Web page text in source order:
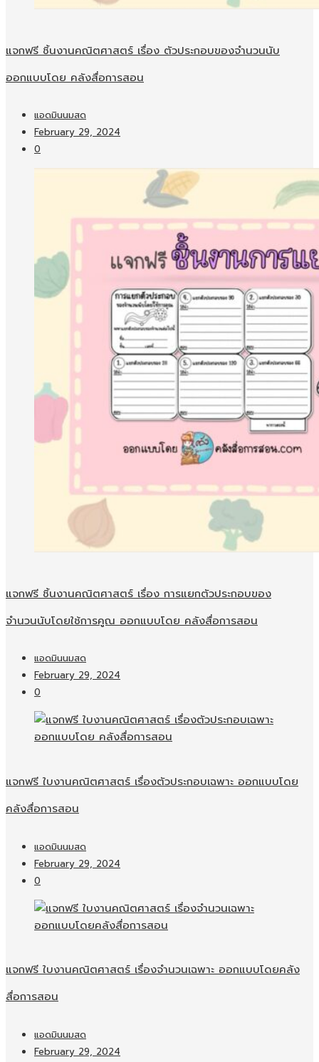
แจกฟรี ชิ้นงานคณิตศาสตร์ เรื่อง ตัวประกอบของจำนวนนับ
ออกแบบโดย คลังสื่อการสอน
แอดมินนมสด
February 29, 2024
0
แจกฟรี ชิ้นงานคณิตศาสตร์ เรื่อง การแยกตัวประกอบของ
จำนวนนับโดยใช้การคูณ ออกแบบโดย คลังสื่อการสอน
แอดมินนมสด
February 29, 2024
0
แจกฟรี ใบงานคณิตศาสตร์ เรื่องตัวประกอบเฉพาะ ออกแบบโดย
คลังสื่อการสอน
แอดมินนมสด
February 29, 2024
0
แจกฟรี ใบงานคณิตศาสตร์ เรื่องจำนวนเฉพาะ ออกแบบโดยคลัง
สื่อการสอน
แอดมินนมสด
February 29, 2024